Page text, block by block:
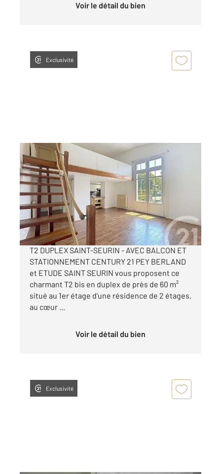
Voir le détail du bien
Exclusivité
BORDEAUX 33
58,62 m2, 2 pièces
Ref : 15713
Appartement T2 à louer
1 144 €
par mois charges comprises
T2 DUPLEX SAINT-SEURIN - AVEC BALCON ET
STATIONNEMENT CENTURY 21 PEY BERLAND
et ETUDE SAINT SEURIN vous proposent ce
charmant T2 bis en duplex de près de 60 m²
situé au 1er étage d'une résidence de 2 étages,
au cœur ...
Voir le détail du bien
Exclusivité